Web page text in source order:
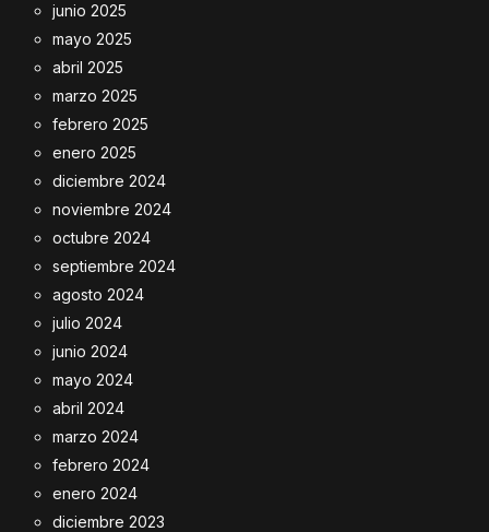
junio 2025
mayo 2025
abril 2025
marzo 2025
febrero 2025
enero 2025
diciembre 2024
noviembre 2024
octubre 2024
septiembre 2024
agosto 2024
julio 2024
junio 2024
mayo 2024
abril 2024
marzo 2024
febrero 2024
enero 2024
diciembre 2023